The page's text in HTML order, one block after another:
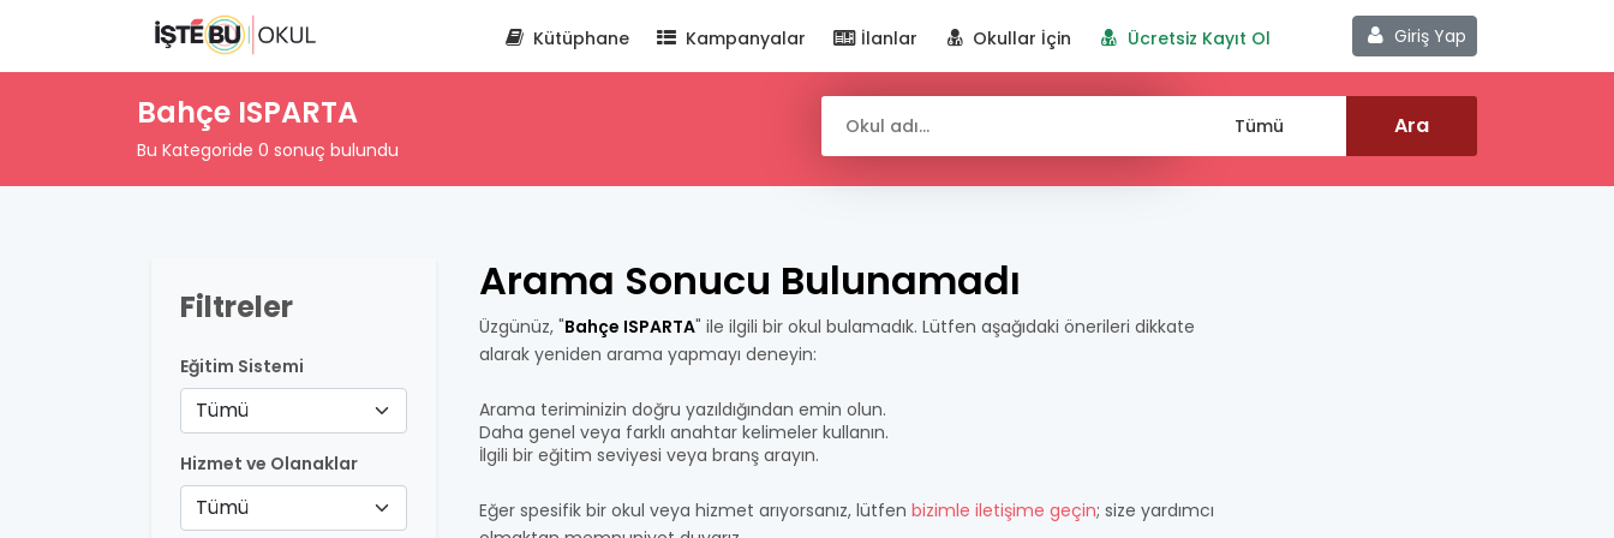
Giriş Yap
Kütüphane Kampanyalar İlanlar Okullar İçin Ücretsiz Kayıt Ol
Bahçe ISPARTA
Bu Kategoride 0 sonuç bulundu
Filtreler
Eğitim Sistemi
Tümü
Hizmet ve Olanaklar
Tümü
Arama Sonucu Bulunamadı
Üzgünüz, "Bahçe ISPARTA" ile ilgili bir okul bulamadık. Lütfen aşağıdaki önerileri dikkate
alarak yeniden arama yapmayı deneyin:
Arama teriminizin doğru yazıldığından emin olun.
Daha genel veya farklı anahtar kelimeler kullanın.
İlgili bir eğitim seviyesi veya branş arayın.
Eğer spesifik bir okul veya hizmet arıyorsanız, lütfen bizimle iletişime geçin; size yardımcı